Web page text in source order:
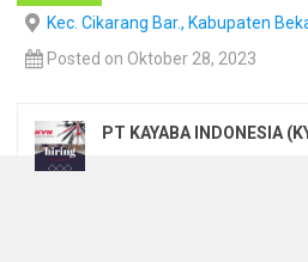
Kec. Cikarang Bar., Kabupaten
Posted on Oktober 28, 2023
PT KAYABA INDONESIA